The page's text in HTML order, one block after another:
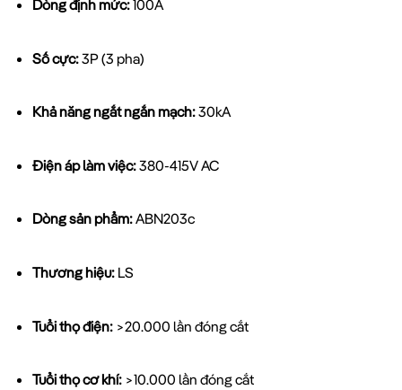
Dòng định mức:100A
Số cực:3P (3 pha)
Khả năng ngắt ngắn mạch:30kA
Điện áp làm việc:380-415V AC
Dòng sản phẩm:ABN203c
Thương hiệu:LS
Tuổi thọ điện:>20.000 lần đóng cắt
Tuổi thọ cơ khí:>10.000 lần đóng cắt